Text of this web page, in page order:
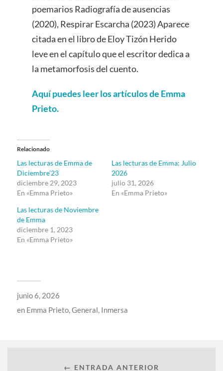
poemarios Radiografía de ausencias
(2020), Respirar Escarcha (2023) Aparece
citada en el libro de Eloy Tizón Herido
leve en el capítulo que el escritor dedica a
la metamorfosis del cuento.
Aquí puedes leer los artículos de Emma
Prieto.
Relacionado
Las lecturas de Emma de
Diciembre’23
diciembre 29, 2023
En «Emma Prieto»
Las lecturas de Emma: Julio
2026
julio 31, 2026
En «Emma Prieto»
Las lecturas de Noviembre
de Emma
diciembre 1, 2023
En «Emma Prieto»
junio 6, 2026
en Emma Prieto, General Inmersa
← ENTRADA ANTERIOR